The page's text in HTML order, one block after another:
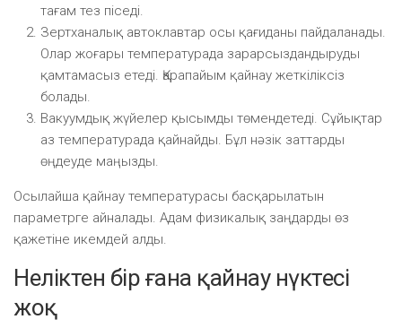
тағам тез піседі.
Зертханалық автоклавтар осы қағиданы пайдаланады.
Олар жоғары температурада зарарсыздандыруды
қамтамасыз етеді. Қарапайым қайнау жеткіліксіз
болады.
Вакуумдық жүйелер қысымды төмендетеді. Сұйықтар
аз температурада қайнайды. Бұл нәзік заттарды
өңдеуде маңызды.
Осылайша қайнау температурасы басқарылатын
параметрге айналады. Адам физикалық заңдарды өз
қажетіне икемдей алды.
Неліктен бір ғана қайнау нүктесі
жоқ